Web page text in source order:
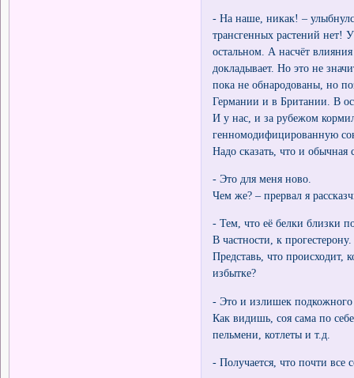
- На наше, никак! –
трансгенных растений нет!
остальном. А насчёт
докладывает. Но это не
пока не обнародованы, но
Германии и в Британии. В
И у нас, и за рубежом
генномодифицированную
Надо сказать, что и обычная
- Это для меня ново.
Чем же? – прервал я
- Тем, что её белки близки
В частности, к прогестерону.
Представь, что происходит,
избытке?
- Это и излишек подкожного
Как видишь, соя сама по
пельмени, котлеты и т.д.
- Получается, что почти все